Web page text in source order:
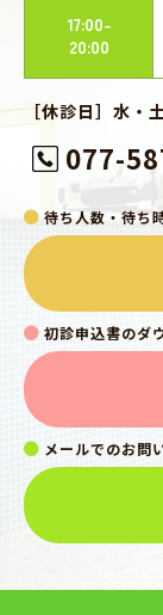
17:00-
20:00
［休診日］水・
077-
待ち人数・待ち
初診申込書のダ
メールでのお問